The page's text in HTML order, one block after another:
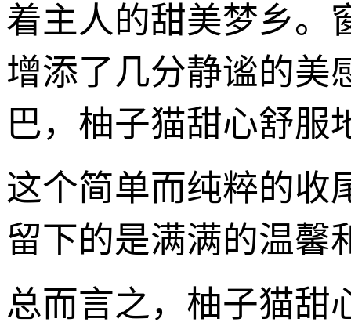
着主人的甜美梦乡。
增添了几分静谧的美
巴，柚子猫甜心舒服
这个简单而纯粹的收
留下的是满满的温馨
总而言之，柚子猫甜